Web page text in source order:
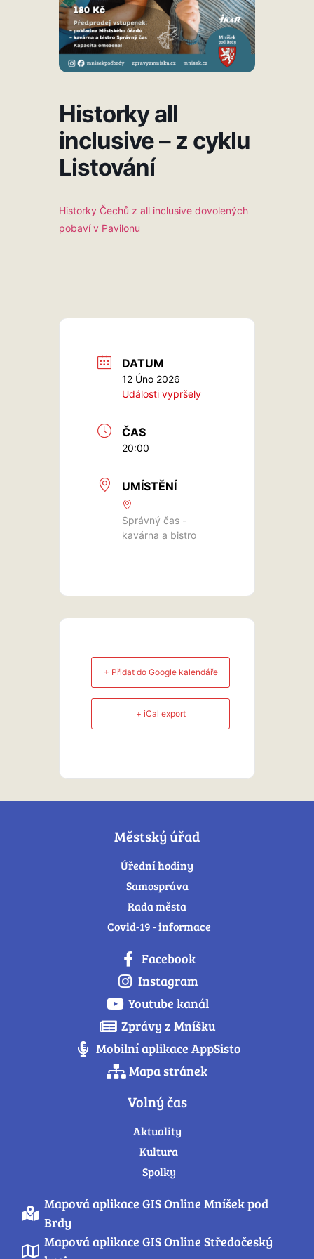
Historky all
inclusive – z cyklu
Listování
Historky Čechů z all inclusive dovolených
pobaví v Pavilonu
DATUM
12 Úno 2026
Události vypršely
ČAS
20:00
UMÍSTĚNÍ
Správný čas -
kavárna a bistro
+ Přidat do Google kalendáře
+ iCal export
Městský úřad
Úřední hodiny
Samospráva
Rada města
Covid-19 - informace
Facebook
Instagram
Youtube kanál
Zprávy z Mníšku
Mobilní aplikace AppSisto
Mapa stránek
Volný čas
Aktuality
Kultura
Spolky
Mapová aplikace GIS Online Mníšek pod
Brdy
Mapová aplikace GIS Online Středočeský